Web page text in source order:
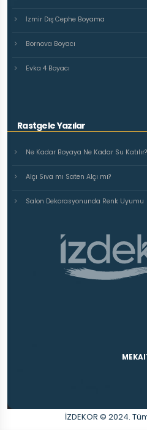
İzmir Dış Cephe Boyama
Bornova Boyacı
Evka 4 Boyacı
Rastgele Yazılar
Ne Kadar Boyaya Ne Kadar Su Katılır?
Alçı Sıva mı Saten Alçı mı?
Salon Dekorasyonunda Renk Uyumu
İZDEKOR © 2024.